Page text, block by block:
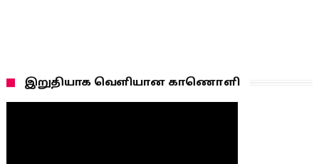
இறுதியாக வெளியான காணொளி